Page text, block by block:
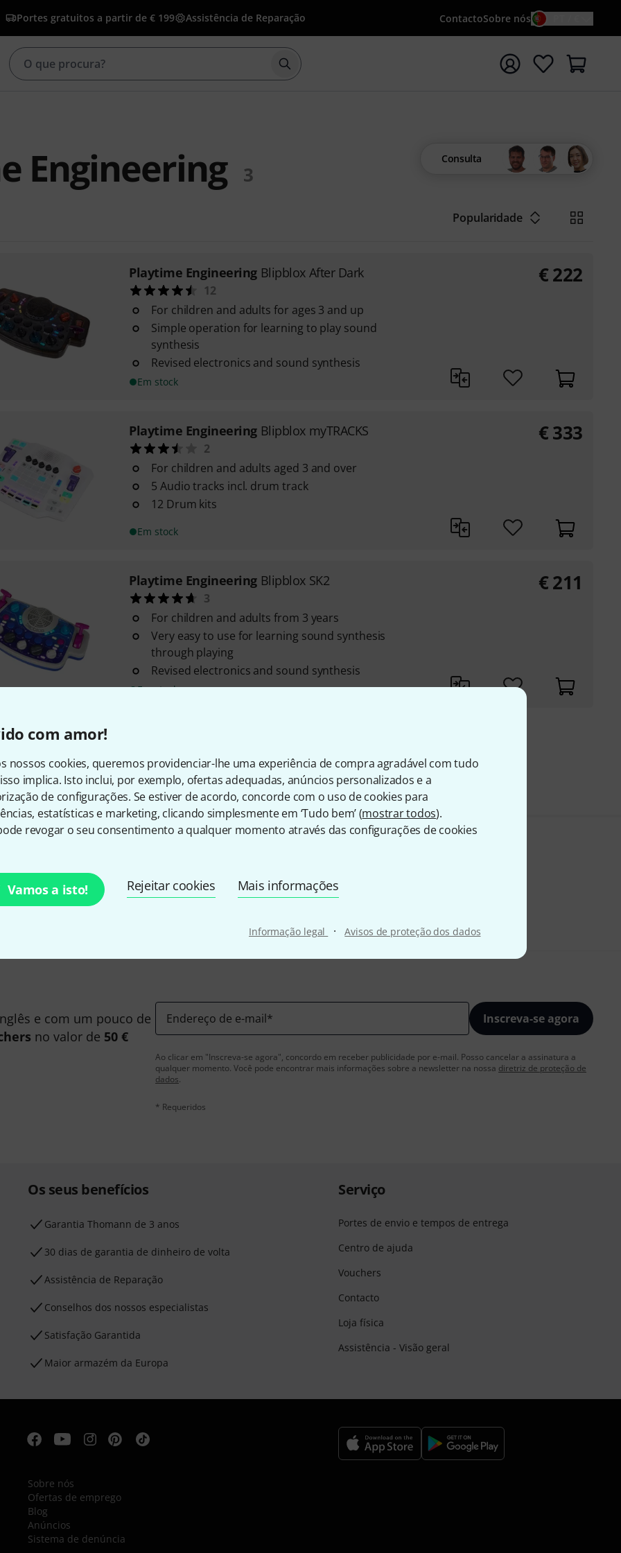
com amor!
nossos cookies, queremos providenciar-lhe uma experiência de compra agradável com tudo
implica. Isto inclui, por exemplo, ofertas adequadas, anúncios personalizados e a
de configurações. Se estiver de acordo, concorde com o uso de cookies para
estatísticas e marketing, clicando simplesmente em ‘Tudo bem’ (mostrar todos).
revogar o seu consentimento a qualquer momento através das configurações de cookies
Vamos a isto! Rejeitar cookies Mais informações
Informação legal · Avisos de proteção dos dados
Portes gratuitos a partir de € 199 Assistência de Reparação ContactoSobre nós
Iniciar pesquisa com o termo de pesquisa {searchTerm}
Engineering 3
Consulta
Popularidade
Playtime Engineering Blipblox After Dark
12
For children and adults for ages 3 and up
Simple operation for learning to play sound
synthesis
Revised electronics and sound synthesis
Em stock
€222
Playtime Engineering Blipblox myTRACKS
2
For children and adults aged 3 and over
5 Audio tracks incl. drum track
12 Drum kits
Em stock
€333
Playtime Engineering Blipblox SK2
3
For children and adults from 3 years
Very easy to use for learning sound synthesis
through playing
Revised electronics and sound synthesis
Em stock
€211
Todos os preços incl. IVA
Partilhar Ajuda e feedback
e com um pouco de
no valor de 50 €
Endereço de e-mail* Inscreva-se agora
Ao clicar em "Inscreva-se agora", concordo em receber publicidade por e-mail. Posso cancelar a assinatura a
qualquer momento. Você pode encontrar mais informações sobre a newsletter na nossa diretriz de proteção de
dados.
* Requeridos
Os seus benefícios
Garantia Thomann de 3 anos
30 dias de garantia de dinheiro de volta
Assistência de Reparação
Conselhos dos nossos especialistas
Satisfação Garantida
Maior armazém da Europa
Serviço
Portes de envio e tempos de entrega
Centro de ajuda
Vouchers
Contacto
Loja física
Assistência - Visão geral
Sobre nós
Ofertas de emprego
Blog
Anúncios
Sistema de denúncia